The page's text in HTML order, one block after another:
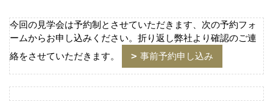
今回の見学会は予約制とさせていただきます、次の予約フォ
ームからお申し込みください。折り返し弊社より確認のご連
絡をさせていただきます。
事前予約申し込み